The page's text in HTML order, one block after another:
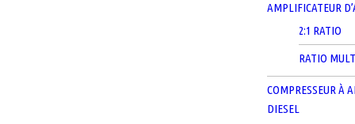
AMPLIFICATEUR
2:1 RATIO
RATIO
COMPRESSEUR À
DIESEL